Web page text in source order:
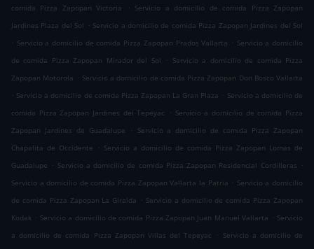
comida Pizza Zapopan Victoria
. Servicio a domicilio de comida Pizza Zapopan
Jardines Plaza del Sol . Servicio a domicilio de comida Pizza Zapopan Jardines del Sol
. Servicio a domicilio de comida Pizza Zapopan Prados Vallarta . Servicio a domicilio
de comida Pizza Zapopan Mirador del Sol
. Servicio a domicilio de comida Pizza
Zapopan Motorola . Servicio a domicilio de comida Pizza Zapopan Don Bosco Vallarta
. Servicio a domicilio de comida Pizza Zapopan La Gran Plaza . Servicio a domicilio de
comida Pizza Zapopan Jardines del Tepeyac
. Servicio a domicilio de comida Pizza
Zapopan Jardines de Guadalupe
. Servicio a domicilio de comida Pizza Zapopan
Chapalita de Occidente
. Servicio a domicilio de comida Pizza Zapopan Lomas de
Guadalupe . Servicio a domicilio de comida Pizza Zapopan Residencial Cordilleras .
Servicio a domicilio de comida Pizza Zapopan Vallarta la Patria . Servicio a domicilio
de comida Pizza Zapopan La Giralda . Servicio a domicilio de comida Pizza Zapopan
Kodak . Servicio a domicilio de comida Pizza Zapopan Juan Manuel Vallarta . Servicio
a domicilio de comida Pizza Zapopan Villas del Tepeyac
. Servicio a domicilio de